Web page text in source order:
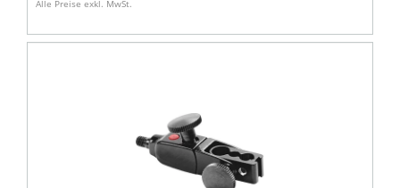
Alle Preise exkl. MwSt.